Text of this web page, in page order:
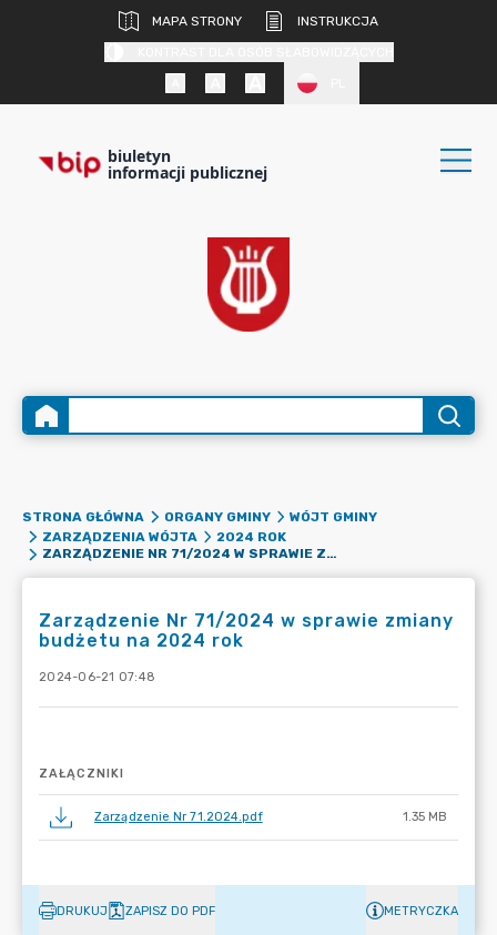
MAPA STRONY
INSTRUKCJA
biuletyn
informacji publicznej
STRONA GŁÓWNA ORGANY GMINY
WÓJT GMINY
ZARZĄDZENIA WÓJTA
2024 ROK
ZARZĄDZENIE NR 71/2024 W SPRAWIE ZMIANY BUDŻETU NA 2024 ROK
Zarządzenie Nr 71/2024 w sprawie zmiany
budżetu na 2024 rok
2024-06-21 07:48
ZAŁĄCZNIKI
Zarządzenie Nr 71.2024.pdf 1.35 MB
DRUKUJ ZAPISZ DO PDF METRYCZKA